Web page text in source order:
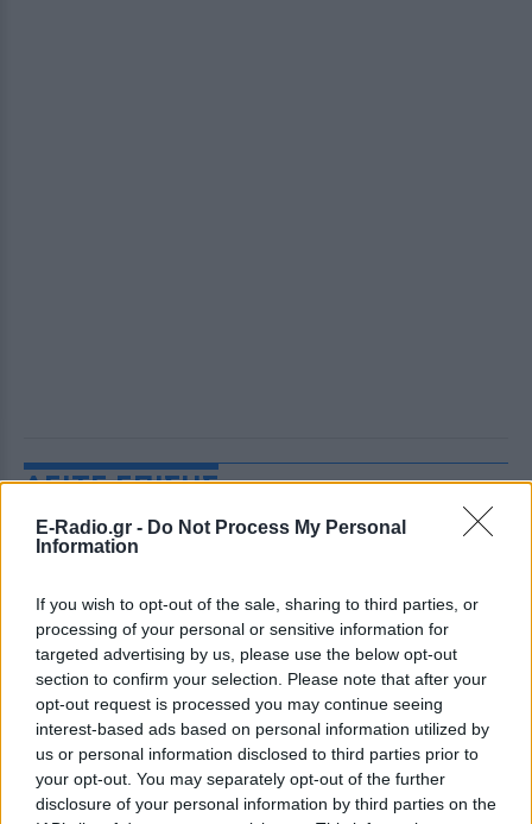
E-Radio.gr - Do Not Process My Personal
Information
If you wish to opt-out of the sale, sharing to third parties, or
processing of your personal or sensitive information for
targeted advertising by us, please use the below opt-out
section to confirm your selection. Please note that after your
opt-out request is processed you may continue seeing
interest-based ads based on personal information utilized by
us or personal information disclosed to third parties prior to
your opt-out. You may separately opt-out of the further
disclosure of your personal information by third parties on the
ΔΕΙΤΕ ΕΠΙΣΗΣ
ΣΤΗΝ ΙΔΙΑ ΚΑΤΗΓΟΡΙΑ
Βόλος: Ανάδοχη οικογένεια
βρήκε τοξικοεξαρτημένο
βρέφος που έζησε 8 μήνες σε
νοσοκομείο
ΣΉΜΕΡΑ
Εδώ και λίγες ημέρες το κοριτσάκι
βρίσκεται πλέον στο νέο του σπίτι
Πάρος ‑ Πνιγμός 4χρονου: «Όλα